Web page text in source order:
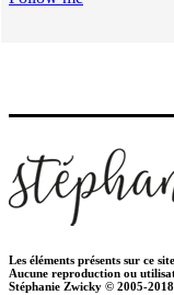
Les éléments présents sur ce
Aucune reproduction ou
Stéphanie Zwicky © 2005-